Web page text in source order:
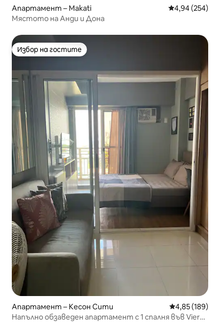
Апартамент – Makati Средна
4,94 (254)
Мястото на Анди и Дона
Избор на гостите
Избор на гостите
Апартамент – Кесон Сити Средна
4,85 (189)
Напълно обзаведен апартамент с 1 спалня във Viera